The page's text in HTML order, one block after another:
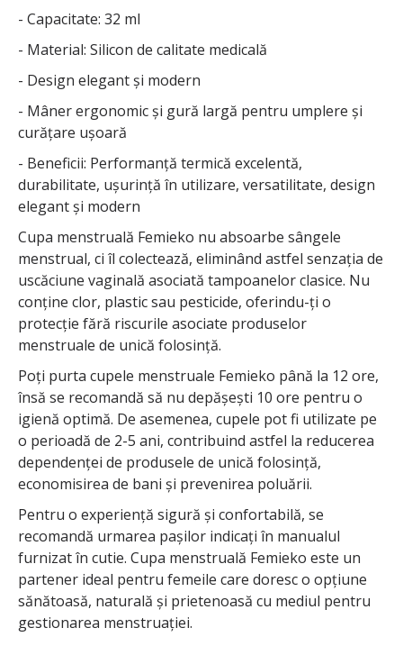
- Capacitate: 32 ml
- Material: Silicon de calitate medicală
- Design elegant și modern
- Mâner ergonomic și gură largă pentru umplere și
curățare ușoară
- Beneficii: Performanță termică excelentă,
durabilitate, ușurință în utilizare, versatilitate, design
elegant și modern
Cupa menstruală Femieko nu absoarbe sângele
menstrual, ci îl colectează, eliminând astfel senzația de
uscăciune vaginală asociată tampoanelor clasice. Nu
conține clor, plastic sau pesticide, oferindu-ți o
protecție fără riscurile asociate produselor
menstruale de unică folosință.
Poți purta cupele menstruale Femieko până la 12 ore,
însă se recomandă să nu depășești 10 ore pentru o
igienă optimă. De asemenea, cupele pot fi utilizate pe
o perioadă de 2-5 ani, contribuind astfel la reducerea
dependenței de produsele de unică folosință,
economisirea de bani și prevenirea poluării.
Pentru o experiență sigură și confortabilă, se
recomandă urmarea pașilor indicați în manualul
furnizat în cutie. Cupa menstruală Femieko este un
partener ideal pentru femeile care doresc o opțiune
sănătoasă, naturală și prietenoasă cu mediul pentru
gestionarea menstruației.